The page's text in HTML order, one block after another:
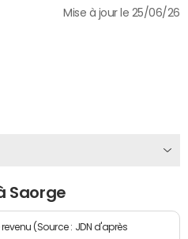
Mise à jour le 25/06/26
Saorge
(Source : JDN d'après